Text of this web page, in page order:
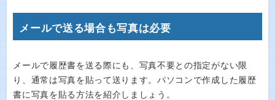
メールで送る場合も写真は必要
メールで履歴書を送る際にも、写真不要との指定がない限
り、通常は写真を貼って送ります。パソコンで作成した履歴
書に写真を貼る方法を紹介しましょう。